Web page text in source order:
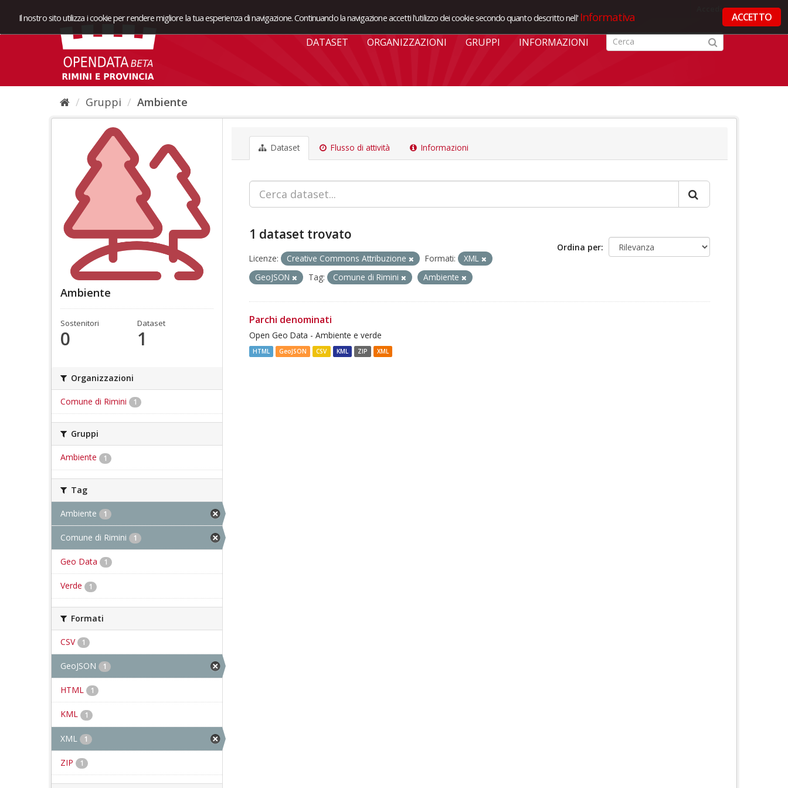
Il nostro sito utilizza i cookie per rendere migliore la tua esperienza di navigazione. Continuando la navigazione accetti l'utilizzo dei cookie secondo quanto descritto nell' Informativa ACCETTO
DATASET ORGANIZZAZIONI GRUPPI INFORMAZIONI
Gruppi Ambiente
Ambiente
Sostenitori
0
Dataset
1
Organizzazioni
Comune di Rimini 1
Gruppi
Ambiente 1
Tag
Ambiente 1
Comune di Rimini 1
Geo Data 1
Verde 1
Formati
CSV 1
GeoJSON 1
HTML 1
KML 1
XML 1
ZIP 1
Dataset Flusso di attività Informazioni
Ordina per
1 dataset trovato
Licenze: Creative Commons Attribuzione Formati:
XML
GeoJSON
Tag: Comune di Rimini Ambiente
Parchi denominati
Open Geo Data - Ambiente e verde
HTML GeoJSON CSV KML ZIP XML